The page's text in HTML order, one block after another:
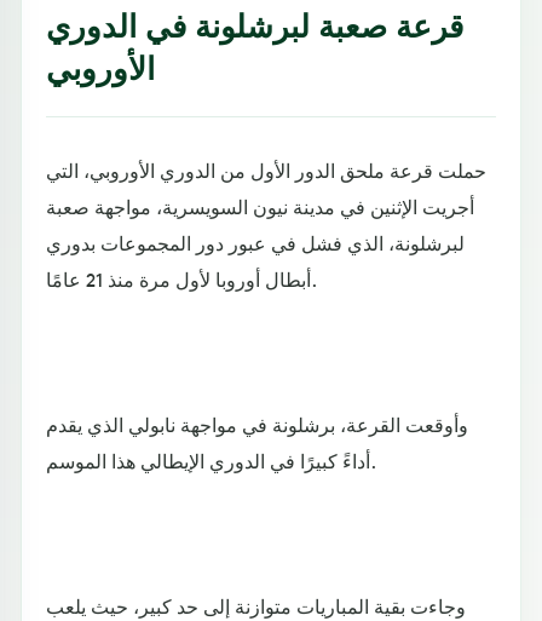
قرعة صعبة لبرشلونة في الدوري
الأوروبي
حملت قرعة ملحق الدور الأول من الدوري الأوروبي، التي
أجريت الإثنين في مدينة نيون السويسرية، مواجهة صعبة
لبرشلونة، الذي فشل في عبور دور المجموعات بدوري
أبطال أوروبا لأول مرة منذ 21 عامًا.
وأوقعت القرعة، برشلونة في مواجهة نابولي الذي يقدم
أداءً كبيرًا في الدوري الإيطالي هذا الموسم.
وجاءت بقية المباريات متوازنة إلى حد كبير، حيث يلعب